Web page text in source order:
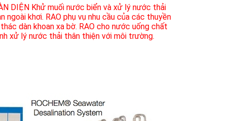
DIỆN Khử muối nước biển và xử lý nước thải
ngoài khơi. RAO phụ vụ nhu cầu của các thuyền
dàn khoan xa bờ. RAO cho nước uống chất
xử lý nước thải thân thiện với môi trường.